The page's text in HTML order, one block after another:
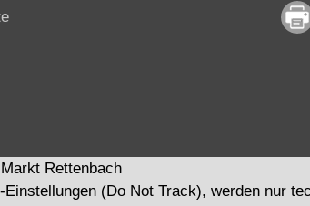
Rettenbach
(Do Not Track), werden nur